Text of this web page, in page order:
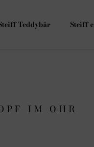
Teddybär Steiff
IM OHR